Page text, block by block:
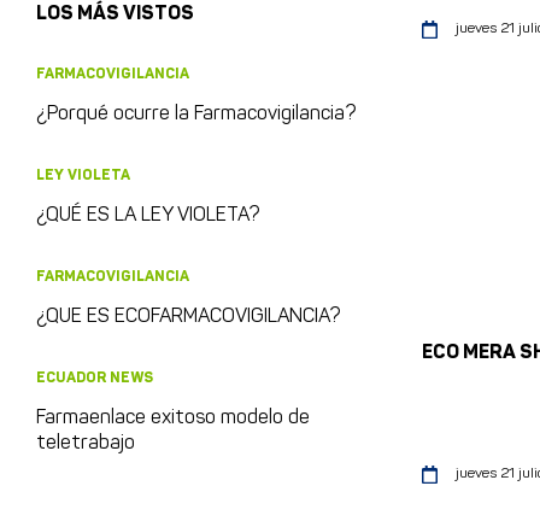
LOS MÁS VISTOS
FARMACOVIGILANCIA
¿Porqué ocurre la Farmacovigilancia?
LEY VIOLETA
¿QUÉ ES LA LEY VIOLETA?
FARMACOVIGILANCIA
¿QUE ES ECOFARMACOVIGILANCIA?
ECUADOR NEWS
Farmaenlace exitoso modelo de
teletrabajo
jueves 21
ECO MERA
jueves 21